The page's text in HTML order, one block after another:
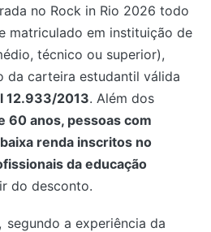
no Rock in Rio 2026 todo
matriculado em instituição de
técnico ou superior),
da carteira estudantil válida
12.933/2013. Além dos
60 anos, pessoas com
renda inscritos no
da educação
do desconto.
segundo a experiência da